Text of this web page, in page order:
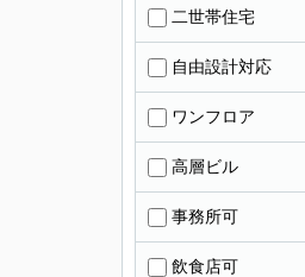
二世帯住宅
自由設計対応
ワンフロア
高層ビル
事務所可
飲食店可